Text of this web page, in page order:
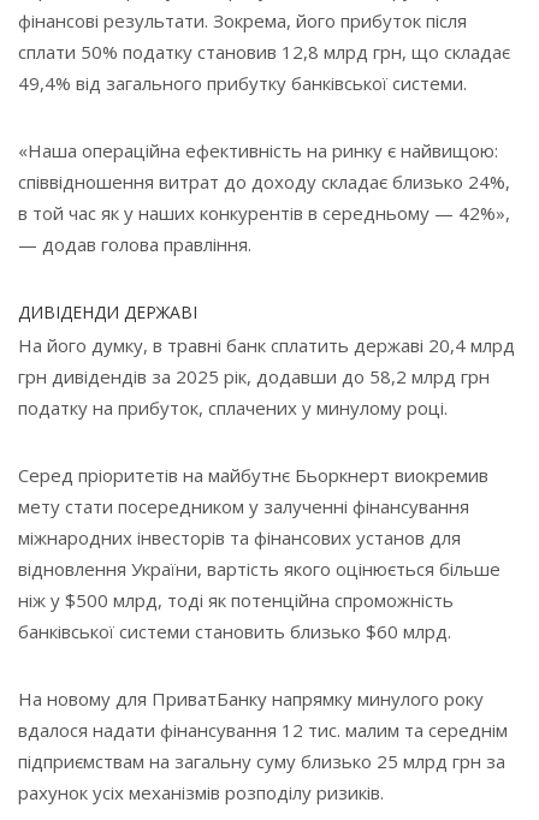
фінансові результати. Зокрема, його прибуток після
сплати 50% податку становив 12,8 млрд грн, що складає
49,4% від загального прибутку банківської системи.
«Наша операційна ефективність на ринку є найвищою:
співвідношення витрат до доходу складає близько 24%,
в той час як у наших конкурентів в середньому — 42%»,
— додав голова правління.
ДИВІДЕНДИ ДЕРЖАВІ
На його думку, в травні банк сплатить державі 20,4 млрд
грн дивідендів за 2025 рік, додавши до 58,2 млрд грн
податку на прибуток, сплачених у минулому році.
Серед пріоритетів на майбутнє Бьоркнерт виокремив
мету стати посередником у залученні фінансування
міжнародних інвесторів та фінансових установ для
відновлення України, вартість якого оцінюється більше
ніж у $500 млрд, тоді як потенційна спроможність
банківської системи становить близько $60 млрд.
На новому для ПриватБанку напрямку минулого року
вдалося надати фінансування 12 тис. малим та середнім
підприємствам на загальну суму близько 25 млрд грн за
рахунок усіх механізмів розподілу ризиків.